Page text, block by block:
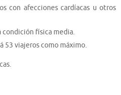
con afecciones cardíacas u otros
condición física media.
53 viajeros como máximo.